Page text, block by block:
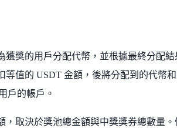
獲獎的用戶分配代幣，並根據最終分配結
等值的 USDT 金額，後將分配到的代幣
戶的帳戶。
，取決於獎池總金額與中獎獎券總數量。